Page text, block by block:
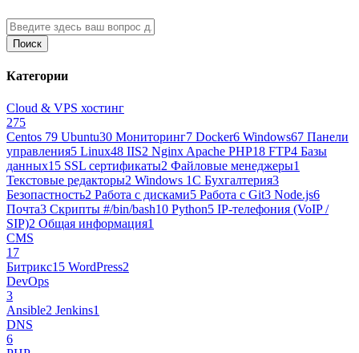
Поиск
Категории
Cloud & VPS хостинг
275
Centos 79 Ubuntu30 Мониторинг7 Docker6 Windows67 Панели
управления5 Linux48 IIS2 Nginx Apache PHP18 FTP4 Базы
данных15 SSL сертификаты2 Файловые менеджеры1
Текстовые редакторы2 Windows 1С Бухгалтерия3
Безопастность2 Работа с дисками5 Работа с Git3 Node.js6
Почта3 Cкрипты #/bin/bash10 Python5 IP-телефония (VoIP /
SIP)2 Общая информация1
CMS
17
Битрикс15 WordPress2
DevOps
3
Ansible2 Jenkins1
DNS
6